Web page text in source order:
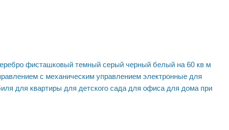
фисташковый темный серый черный белый на 60 кв м
с механическим управлением электронные для
для квартиры для детского сада для офиса для дома при